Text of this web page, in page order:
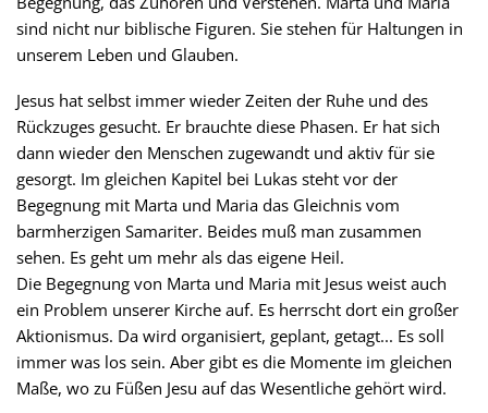
sind nicht nur biblische Figuren. Sie stehen für Haltungen in
unserem Leben und Glauben.
Jesus hat selbst immer wieder Zeiten der Ruhe und des
Rückzuges gesucht. Er brauchte diese Phasen. Er hat sich
dann wieder den Menschen zugewandt und aktiv für sie
gesorgt. Im gleichen Kapitel bei Lukas steht vor der
Begegnung mit Marta und Maria das Gleichnis vom
barmherzigen Samariter. Beides muß man zusammen
sehen. Es geht um mehr als das eigene Heil.
Die Begegnung von Marta und Maria mit Jesus weist auch
ein Problem unserer Kirche auf. Es herrscht dort ein großer
Aktionismus. Da wird organisiert, geplant, getagt... Es soll
immer was los sein. Aber gibt es die Momente im gleichen
Maße, wo zu Füßen Jesu auf das Wesentliche gehört wird.